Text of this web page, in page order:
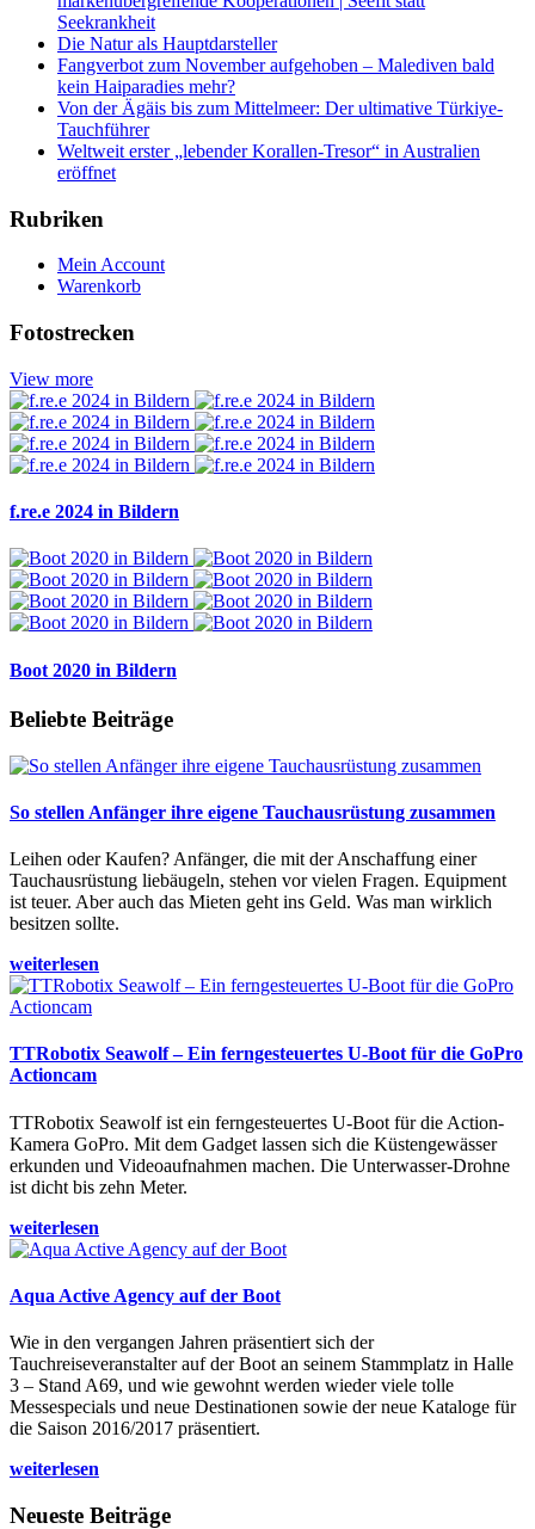
Seekrankheit
Die Natur als Hauptdarsteller
Fangverbot zum November aufgehoben – Malediven bald
kein Haiparadies mehr?
Von der Ägäis bis zum Mittelmeer: Der ultimative Türkiye-
Tauchführer
Weltweit erster „lebender Korallen-Tresor“ in Australien
eröffnet
Rubriken
Mein Account
Warenkorb
Fotostrecken
View more
f.re.e 2024 in Bildern
Boot 2020 in Bildern
Beliebte Beiträge
So stellen Anfänger ihre eigene Tauchausrüstung zusammen
Leihen oder Kaufen? Anfänger, die mit der Anschaffung einer
Tauchausrüstung liebäugeln, stehen vor vielen Fragen. Equipment
ist teuer. Aber auch das Mieten geht ins Geld. Was man wirklich
besitzen sollte.
weiterlesen
TTRobotix Seawolf – Ein ferngesteuertes U-Boot für die GoPro
Actioncam
TTRobotix Seawolf ist ein ferngesteuertes U-Boot für die Action-
Kamera GoPro. Mit dem Gadget lassen sich die Küstengewässer
erkunden und Videoaufnahmen machen. Die Unterwasser-Drohne
ist dicht bis zehn Meter.
weiterlesen
Aqua Active Agency auf der Boot
Wie in den vergangen Jahren präsentiert sich der
Tauchreiseveranstalter auf der Boot an seinem Stammplatz in Halle
3 – Stand A69, und wie gewohnt werden wieder viele tolle
Messespecials und neue Destinationen sowie der neue Kataloge für
die Saison 2016/2017 präsentiert.
weiterlesen
Neueste Beiträge